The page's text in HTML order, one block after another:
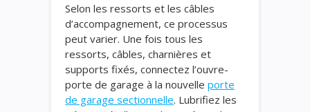
Selon les ressorts et les câbles
d’accompagnement, ce processus
peut varier. Une fois tous les
ressorts, câbles, charnières et
supports fixés, connectez l’ouvre-
porte de garage à la nouvelle porte
de garage sectionnelle. Lubrifiez les